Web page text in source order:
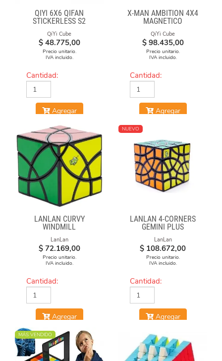
QIYI 6X6 QIFAN
STICKERLESS S2
QiYi Cube
$ 48.775,00
Precio unitario.
IVA incluido.
Cantidad:
Agregar
X-MAN AMBITION 4X4
MAGNETICO
QiYi Cube
$ 98.435,00
Precio unitario.
IVA incluido.
Cantidad:
Agregar
LANLAN CURVY
WINDMILL
LanLan
$ 72.169,00
Precio unitario.
IVA incluido.
Cantidad:
Agregar
NUEVO
LANLAN 4-CORNERS
GEMINI PLUS
LanLan
$ 108.672,00
Precio unitario.
IVA incluido.
Cantidad:
Agregar
MÁS VENDIDO